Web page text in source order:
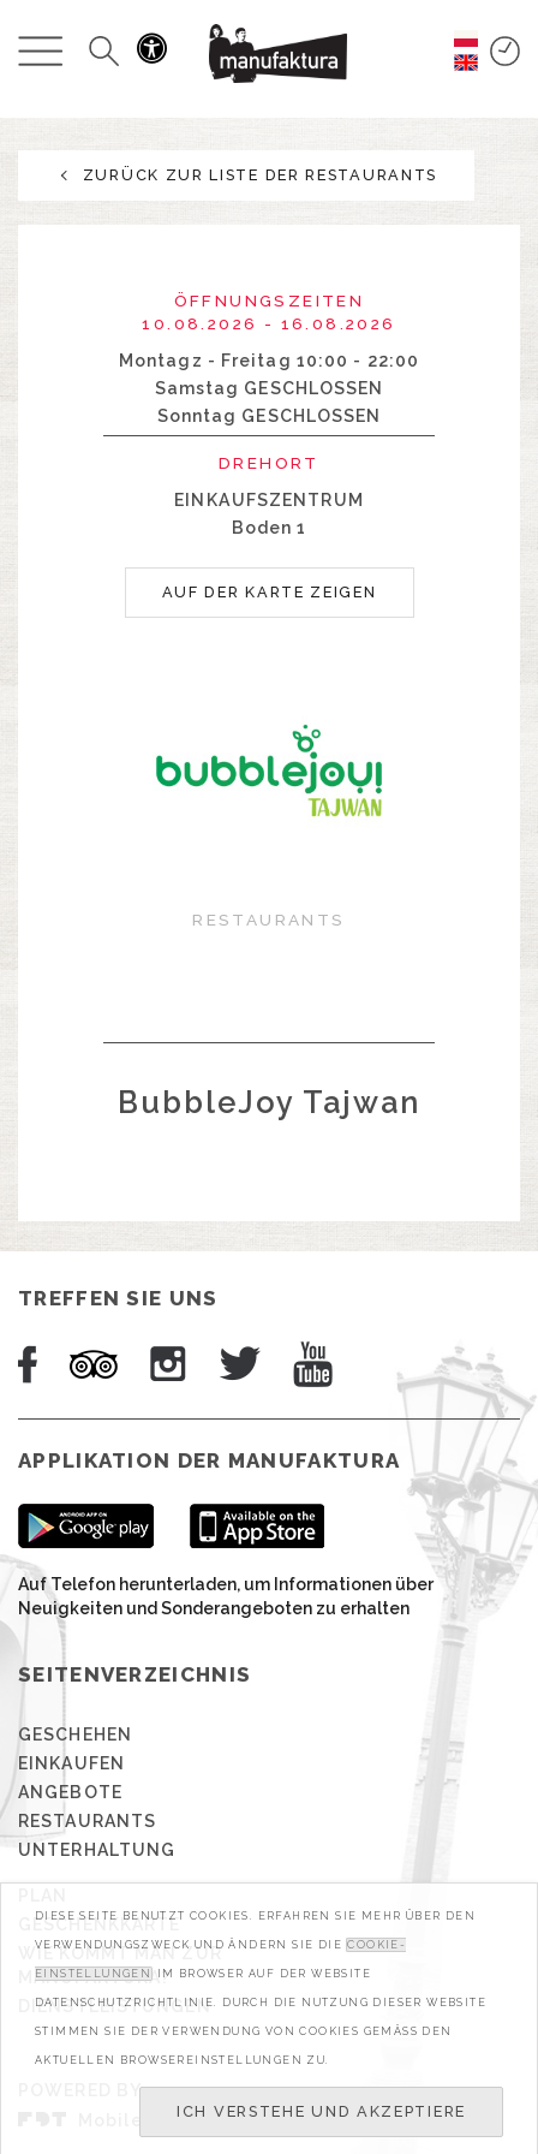
GESCHEHEN
ANGEBOTE
RESTAURANTS
ZURÜCK ZUR LISTE DER RESTAURANTS
ÖFFNUNGSZEITEN
10.08.2026 - 16.08.2026
Montagz - Freitag 10:00 - 22:00
Samstag GESCHLOSSEN
Sonntag GESCHLOSSEN
DREHORT
EINKAUFSZENTRUM
Boden 1
AUF DER KARTE ZEIGEN
RESTAURANTS
BubbleJoy Tajwan
TREFFEN SIE UNS
APPLIKATION DER MANUFAKTURA
Auf Telefon herunterladen, um Informationen über
Neuigkeiten und Sonderangeboten zu erhalten
SEITENVERZEICHNIS
GESCHEHEN
EINKAUFEN
ANGEBOTE
RESTAURANTS
UNTERHALTUNG
GESCHENKKARTE
WIE KOMMT MAN ZUR
MANUFAKTURA?
DIENSTLEISTUNGEN
POWERED BY
Mobile & Web Developers
DIESE SEITE BENUTZT COOKIES. ERFAHREN SIE MEHR ÜBER DEN
VERWENDUNGSZWECK UND ÄNDERN SIE DIE COOKIE-
EINSTELLUNGEN IM BROWSER AUF DER WEBSITE
DATENSCHUTZRICHTLINIE. DURCH DIE NUTZUNG DIESER WEBSITE
STIMMEN SIE DER VERWENDUNG VON COOKIES GEMÄSS DEN A
KTUELLEN BROWSEREINSTELLUNGEN ZU.
ICH VERSTEHE UND AKZEPTIERE